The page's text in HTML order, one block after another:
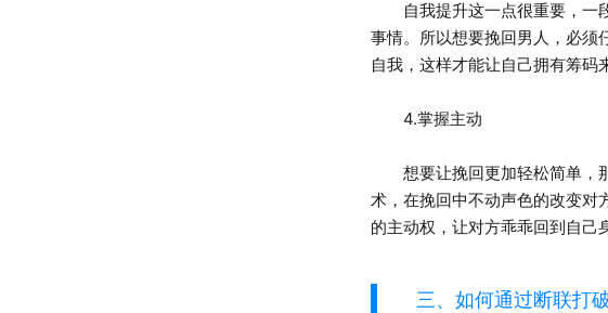
自我提升这一点很重要，一段
事情。所以想要挽回男人，必须
自我，这样才能让自己拥有筹码
4.掌握主动
想要让挽回更加轻松简单，那
术，在挽回中不动声色的改变对
的主动权，让对方乖乖回到自己
三、如何通过断联打